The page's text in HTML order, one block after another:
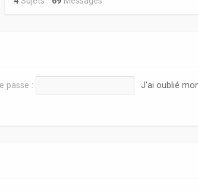
passe : J’ai oublié